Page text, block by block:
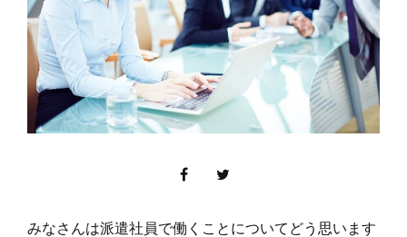
みなさんは派遣社員で働くことについてどう思います